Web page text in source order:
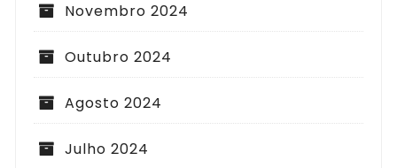
Novembro 2024
Outubro 2024
Agosto 2024
Julho 2024